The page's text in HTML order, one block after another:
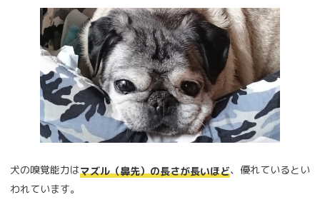
犬の嗅覚能力はマズル（鼻先）の長さが長いほど、優れているとい
われています。